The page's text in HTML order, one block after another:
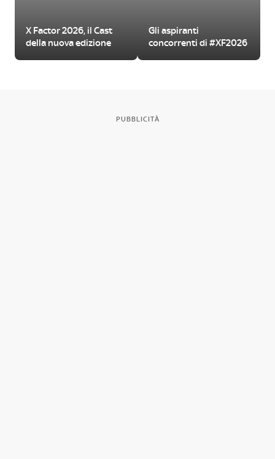
X Factor 2026, il Cast
della nuova edizione
Gli aspiranti
concorrenti di #XF2026
PUBBLICITÀ